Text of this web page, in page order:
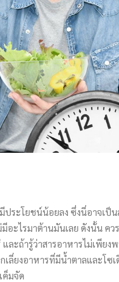
ประโยชน์น้อยลง ซึ่งนี่อาจเป็
อะไรมาต้านมันเลย ดังนั้น ค
ละถ้ารู้ว่าสารอาหารไม่เพียง
ยงอาหารที่มีน้ำตาลและโซเ
ค็มจัด